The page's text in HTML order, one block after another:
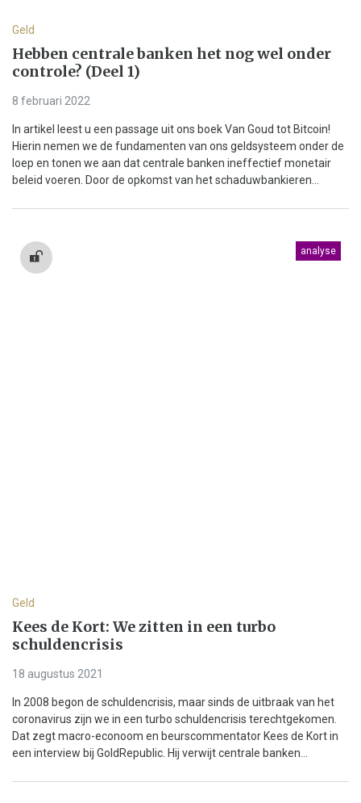
Geld
Hebben centrale banken het nog wel onder
controle? (Deel 1)
8 februari 2022
In artikel leest u een passage uit ons boek Van Goud tot Bitcoin!
Hierin nemen we de fundamenten van ons geldsysteem onder de
loep en tonen we aan dat centrale banken ineffectief monetair
beleid voeren. Door de opkomst van het schaduwbankieren...
analyse
Geld
Kees de Kort: We zitten in een turbo
schuldencrisis
18 augustus 2021
In 2008 begon de schuldencrisis, maar sinds de uitbraak van het
coronavirus zijn we in een turbo schuldencrisis terechtgekomen.
Dat zegt macro-econoom en beurscommentator Kees de Kort in
een interview bij GoldRepublic. Hij verwijt centrale banken...